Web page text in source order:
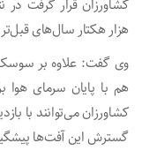
هزار هکتار سال‌های قبل‌تر به ۱۶ هزار و ۵۰۰ هکتار
وی گفت: علاوه بر
هم با پایان سرمای هوا
کشاورزان می‌توانند با
گسترش این آفت‌ها